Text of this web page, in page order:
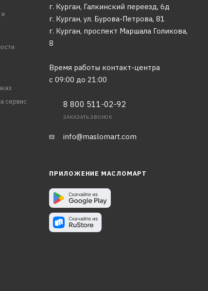
сервис
г. Курган, Галкинский переезд, 6д
г. Курган, ул. Бурова-Петрова, 81
г. Курган, проспект Маршала Голикова,
8
Время работы контакт-центра
с 09:00 до 21:00
8 800 511-02-92
ЗАКАЗАТЬ ЗВОНОК
info@maslomart.com
ПРИЛОЖЕНИЕ МАСЛОМАРТ